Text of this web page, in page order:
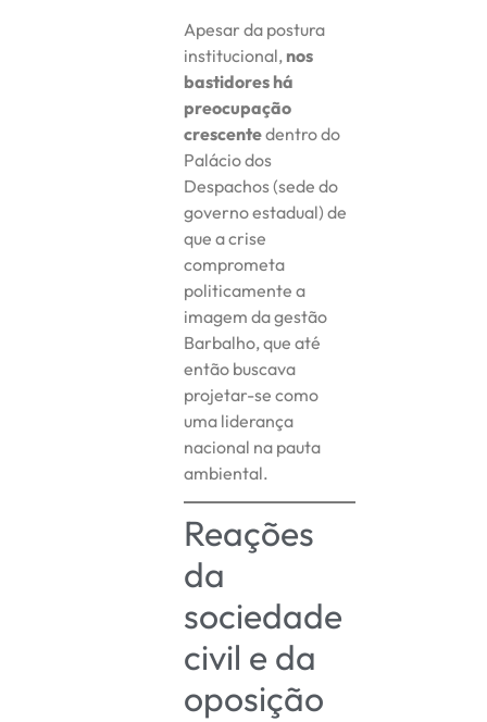
Apesar da postura
institucional, nos
bastidores há
preocupação
crescentedentro do
Palácio dos
Despachos (sede do
governo estadual) de
que a crise
comprometa
politicamente a
imagem da gestão
Barbalho, que até
então buscava
projetar-se como
uma liderança
nacional na pauta
ambiental.
Reações
da
sociedade
civil e da
oposição